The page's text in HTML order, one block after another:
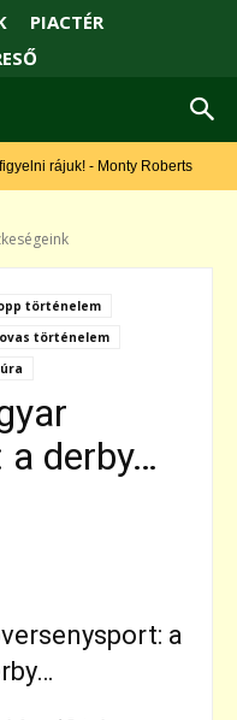
PIACTÉR
rájuk! - Monty Roberts
történelem
történelem
a derby…
a